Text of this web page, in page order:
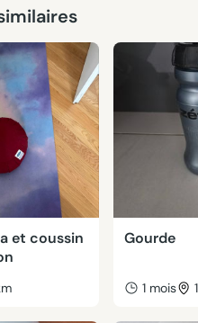
et coussin
Gourde
1 mois